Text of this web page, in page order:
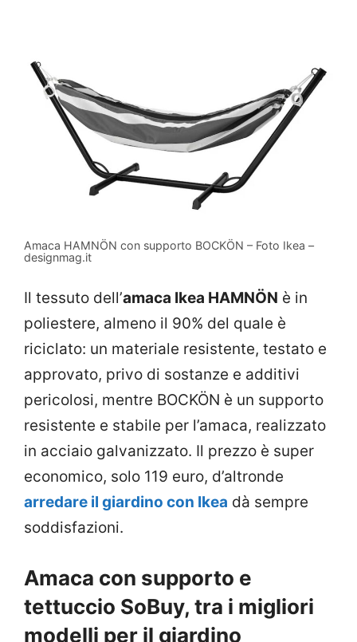
Amaca HAMNÖN con supporto BOCKÖN – Foto Ikea –
designmag.it
Il tessuto dell’amaca Ikea HAMNÖN è in
poliestere, almeno il 90% del quale è
riciclato: un materiale resistente, testato e
approvato, privo di sostanze e additivi
pericolosi, mentre BOCKÖN è un supporto
resistente e stabile per l’amaca, realizzato
in acciaio galvanizzato. Il prezzo è super
economico, solo 119 euro, d’altronde
arredare il giardino con Ikea dà sempre
soddisfazioni.
Amaca con supporto e
tettuccio SoBuy, tra i migliori
modelli per il giardino